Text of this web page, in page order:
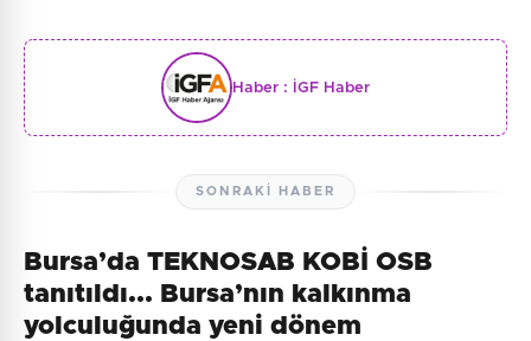
Haber : İGF Haber
SONRAKI HABER
Bursa’da TEKNOSAB KOBİ OSB
tanıtıldı... Bursa’nın kalkınma
yolculuğunda yeni dönem